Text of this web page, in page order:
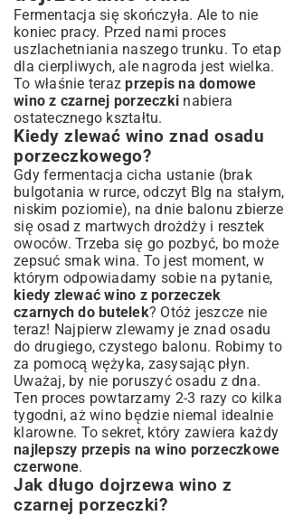
Fermentacja się skończyła. Ale to nie
koniec pracy. Przed nami proces
uszlachetniania naszego trunku. To etap
dla cierpliwych, ale nagroda jest wielka.
To właśnie terazprzepis na domowe
wino z czarnej porzeczki nabiera
ostatecznego kształtu.
Kiedy zlewać wino znad osadu
porzeczkowego?
Gdy fermentacja cicha ustanie (brak
bulgotania w rurce, odczyt Blg na stałym,
niskim poziomie), na dnie balonu zbierze
się osad z martwych drożdży i resztek
owoców. Trzeba się go pozbyć, bo może
zepsuć smak wina. To jest moment, w
którym odpowiadamy sobie na pytanie,
kiedy zlewać wino z porzeczek
czarnych do butelek? Otóż jeszcze nie
teraz! Najpierw zlewamy je znad osadu
do drugiego, czystego balonu. Robimy to
za pomocą wężyka, zasysając płyn.
Uważaj, by nie poruszyć osadu z dna.
Ten proces powtarzamy 2-3 razy co kilka
tygodni, aż wino będzie niemal idealnie
klarowne. To sekret, który zawiera każdy
najlepszy przepis na wino porzeczkowe
czerwone.
Jak długo dojrzewa wino z
czarnej porzeczki?